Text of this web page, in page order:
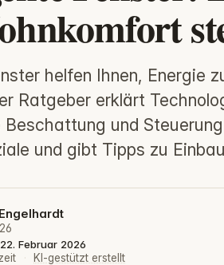
helfen Ihnen, Energie
Ratgeber erklärt
und
und gibt Tipps zu
Februar 2026
· KI-gestützt erstellt